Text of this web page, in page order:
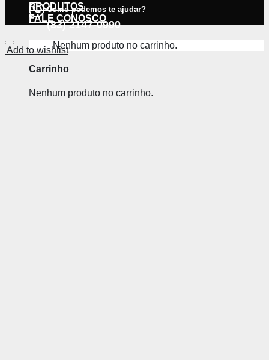
Como podemos te ajudar?
(83) 2147-0990
Nenhum produto no carrinho.
Carrinho
Nenhum produto no carrinho.
PRODUTOS
FALE CONOSCO
Add to wishlist